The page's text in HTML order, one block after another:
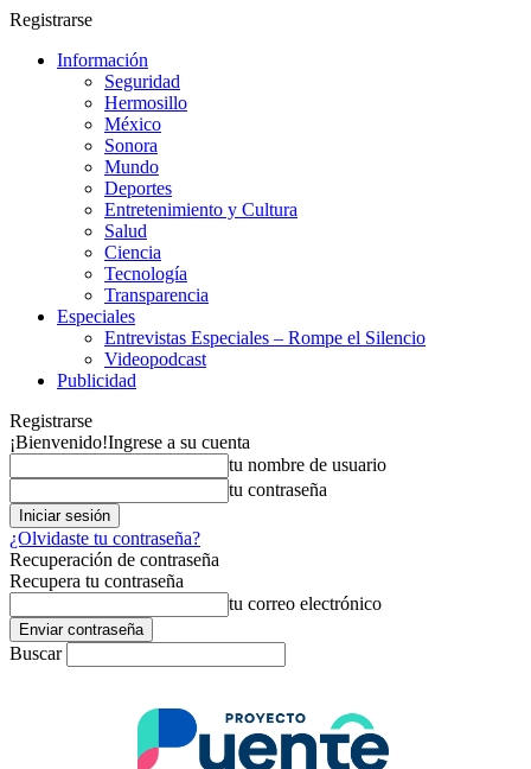
Registrarse
Información
Seguridad
Hermosillo
México
Sonora
Mundo
Deportes
Entretenimiento y Cultura
Salud
Ciencia
Tecnología
Transparencia
Especiales
Entrevistas Especiales – Rompe el Silencio
Videopodcast
Publicidad
Registrarse
¡Bienvenido!Ingrese a su cuenta
tu nombre de usuario
tu contraseña
¿Olvidaste tu contraseña?
Recuperación de contraseña
Recupera tu contraseña
tu correo electrónico
Buscar